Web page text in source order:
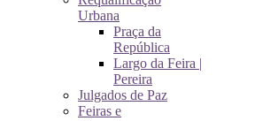
Urbana
Praça da
República
Largo da Feira |
Pereira
Julgados de Paz
Feiras e